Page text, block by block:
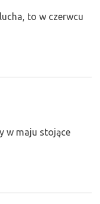
to w czerwcu
w maju stojące